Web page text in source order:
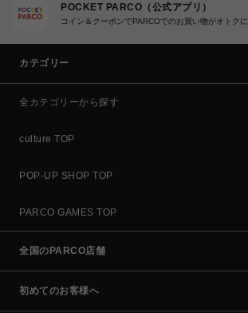
POCKET PARCO（公式アプリ）
コイン＆クーポンでPARCOでのお買い物がオトクに
カテゴリー
全カテゴリーから探す
culture TOP
POP-UP SHOP TOP
PARCO GAMES TOP
全国のPARCO店舗
初めてのお客様へ